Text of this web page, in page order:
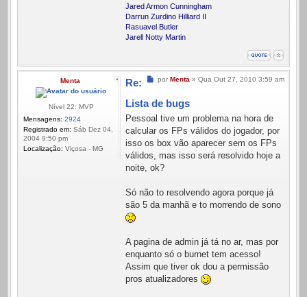
Jared Armon Cunningham
Darrun Zurdino Hilliard II
Rasuavel Butler
Jarell Notty Martin
Menta
Nível 22: MVP
Mensagens: 2924
Registrado em: Sáb Dez 04,
2004 9:50 pm
Localização: Viçosa - MG
Mensagem
por Menta » Qua Out 27, 2010 3:59 am
Re:
Lista de bugs
Pessoal tive um problema na hora de
calcular os FPs válidos do jogador, por
isso os box vão aparecer sem os FPs
válidos, mas isso será resolvido hoje a
noite, ok?
Só não to resolvendo agora porque já
são 5 da manhã e to morrendo de sono
A pagina de admin já tá no ar, mas por
enquanto só o burnet tem acesso!
Assim que tiver ok dou a permissão
pros atualizadores